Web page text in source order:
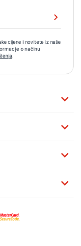
cijene i novitete iz naše
o načinu
.